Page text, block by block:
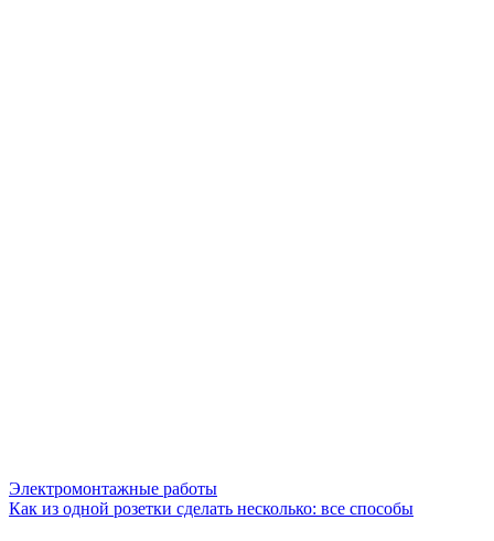
Электромонтажные работы
Как из одной розетки сделать несколько: все способы